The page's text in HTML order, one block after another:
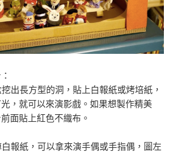
出長方型的洞，貼上白報紙或烤培紙，
，就可以來演影戲。如果想製作精美
面貼上紅色不織布。
報紙，可以拿來演手偶或手指偶，圖左